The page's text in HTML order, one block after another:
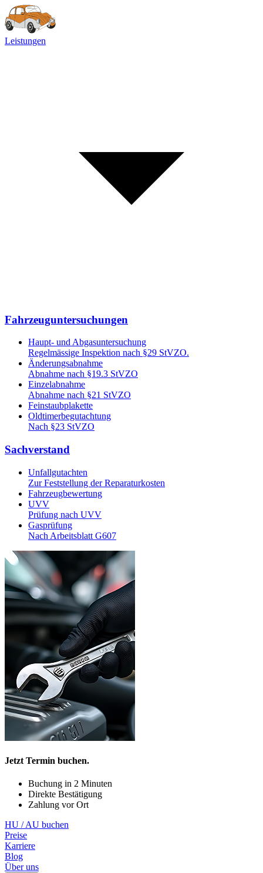
Leistungen
Fahrzeuguntersuchungen
Haupt- und Abgasuntersuchung
Regelmässige Inspektion nach §29 StVZO.
Änderungsabnahme
Abnahme nach §19.3 StVZO
Einzelabnahme
Abnahme nach §21 StVZO
Feinstaubplakette
Oldtimerbegutachtung
Nach §23 StVZO
Sachverstand
Unfallgutachten
Zur Feststellung der Reparaturkosten
Fahrzeugbewertung
UVV
Prüfung nach UVV
Gasprüfung
Nach Arbeitsblatt G607
Jetzt Termin buchen.
Buchung in 2 Minuten
Direkte Bestätigung
Zahlung vor Ort
HU / AU buchen
Preise
Karriere
Blog
Über uns